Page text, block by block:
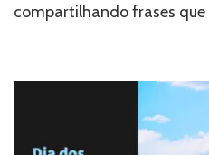
compartilhando frases que